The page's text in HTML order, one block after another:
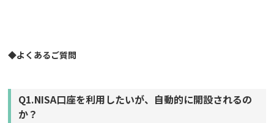
◆よくあるご質問
Q1.NISA口座を利用したいが、自動的に開設されるの
か？